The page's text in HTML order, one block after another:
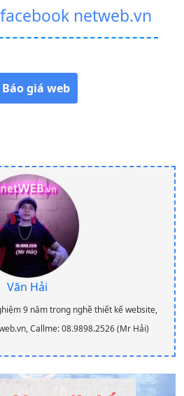
netweb.vn
Báo giá web
Văn Hải
9 năm trong nghề thiết kế website,
Callme: 08.9898.2526 (Mr Hải)